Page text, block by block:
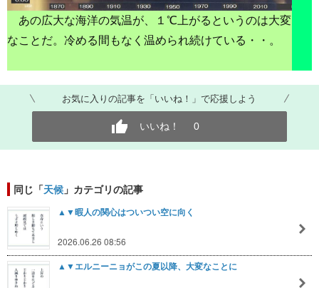
あの広大な海洋の気温が、１℃上がるというのは大変
なことだ。冷める間もなく温められ続けている・・。
お気に入りの記事を「いいね！」で応援しよう
いいね！ 0
同じ「天候 」カテゴリの記事
▲▼暇人の関心はついつい空に向く
2026.06.26 08:56
▲▼エルニーニョがこの夏以降、大変なことに